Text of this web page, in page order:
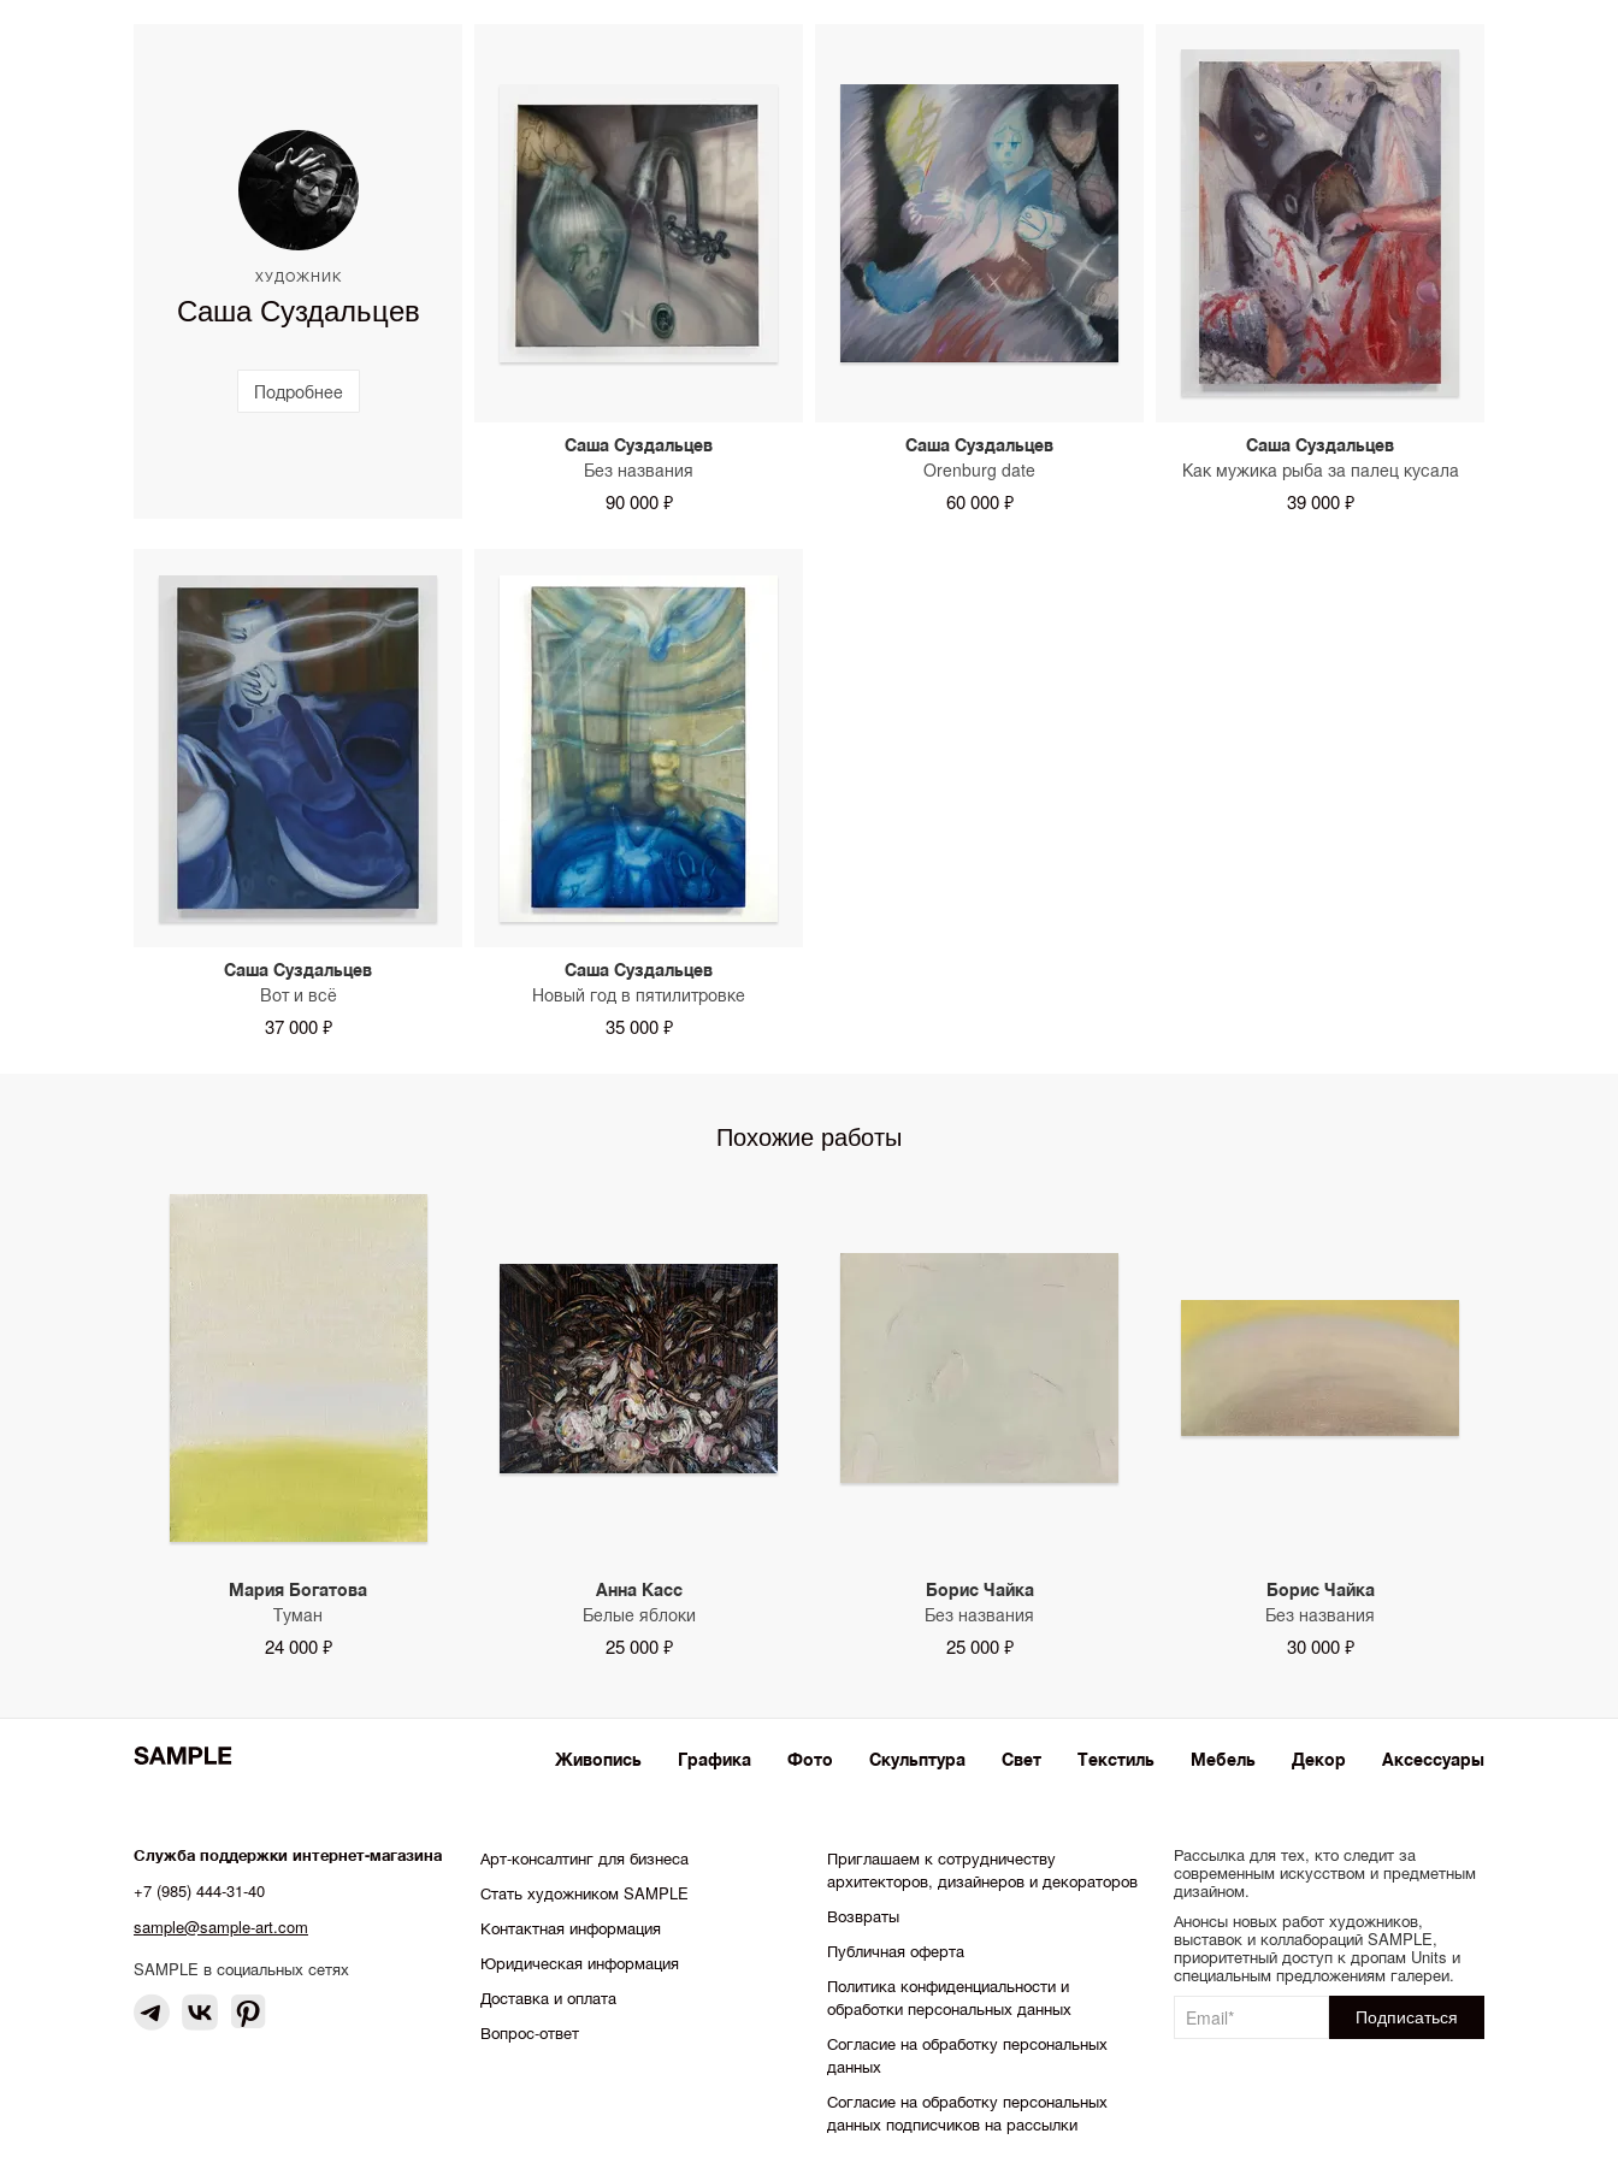
ХУДОЖНИК
Саша Суздальцев
Подробнее
Саша Суздальцев
Без названия
90 000 ₽
Саша Суздальцев
Orenburg date
60 000 ₽
Саша Суздальцев
Как мужика рыба за палец кусала
39 000 ₽
Саша Суздальцев
Вот и всё
37 000 ₽
Саша Суздальцев
Новый год в пятилитровке
35 000 ₽
Похожие работы
Мария Богатова
Туман
24 000 ₽
Анна Касс
Белые яблоки
25 000 ₽
Борис Чайка
Без названия
25 000 ₽
Борис Чайка
Без названия
30 000 ₽
Живопись Графика Фото Скульптура Свет Текстиль Мебель Декор Аксессуары
Служба поддержки интернет-магазина
+7 (985) 444-31-40
sample@sample-art.com
SAMPLE в социальных сетях
Арт-консалтинг для бизнеса
Стать художником SAMPLE
Контактная информация
Юридическая информация
Доставка и оплата
Вопрос-ответ
Приглашаем к сотрудничеству
архитекторов, дизайнеров и декораторов
Возвраты
Публичная оферта
Политика конфиденциальности и
обработки персональных данных
Согласие на обработку персональных
данных
Согласие на обработку персональных
данных подписчиков на рассылки
Рассылка для тех, кто следит за
современным искусством и предметным
дизайном.
Анонсы новых работ художников,
выставок и коллабораций SAMPLE,
приоритетный доступ к дропам Units и
специальным предложениям галереи.